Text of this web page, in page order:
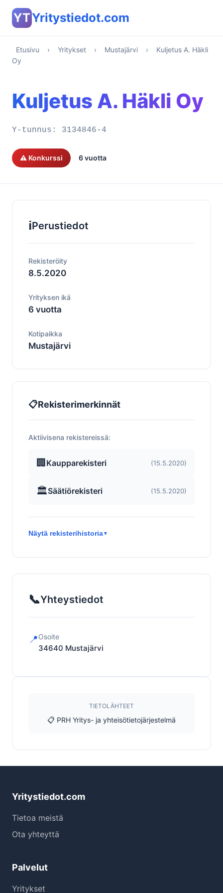
YTYritystiedot.com
Etusivu › Yritykset › Mustajärvi ›
Kuljetus A. Häkli
Oy
Kuljetus A. Häkli Oy
Y-tunnus: 3134846-4
⚠️ Konkurssi 6 vuotta
ℹ️Perustiedot
Rekisteröity
8.5.2020
Yrityksen ikä
6 vuotta
Kotipaikka
Mustajärvi
📋Rekisterimerkinnät
Aktiivisena rekistereissä:
🏢 Kaupparekisteri (15.5.2020)
🏛️Säätiörekisteri (15.5.2020)
Näytä rekisterihistoria▼
📞Yhteystiedot
📍Osoite
34640 Mustajärvi
TIETOLÄHTEET
📋 PRH Yritys- ja yhteisötietojärjestelmä
Yritystiedot.com
Tietoa meistä
Ota yhteyttä
Palvelut
Yritykset